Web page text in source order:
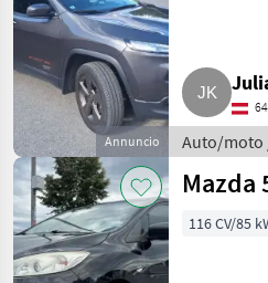
Annuncio
Auto/moto
Berline
Mazda
116 CV/85